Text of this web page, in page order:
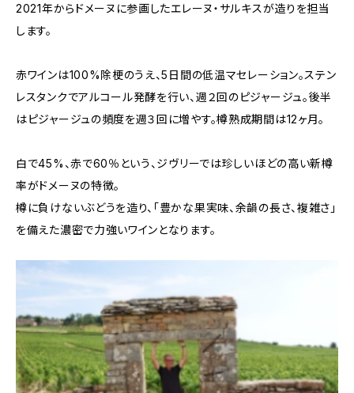
2021年からドメーヌに参画したエレーヌ・サルキスが造りを担当
します。
赤ワインは100%除梗のうえ、5日間の低温マセレーション。ステン
レスタンクでアルコール発酵を行い、週２回のピジャージュ。後半
はピジャージュの頻度を週３回に増やす。樽熟成期間は12ヶ月。
白で45%、赤で60％という、ジヴリーでは珍しいほどの高い新樽
率がドメーヌの特徴。
樽に負けないぶどうを造り、「豊かな果実味、余韻の長さ、複雑さ」
を備えた濃密で力強いワインとなります。